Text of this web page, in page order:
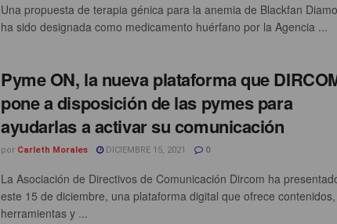
Una propuesta de terapia génica para la anemia de Blackfan
ha sido designada como medicamento huérfano por la Agencia ...
Pyme ON, la nueva plataforma que
pone a disposición de las pymes para
ayudarlas a activar su comunicación
por Carleth Morales DICIEMBRE 15, 2021 0
La Asociación de Directivos de Comunicación Dircom ha
este 15 de diciembre, una plataforma digital que ofrece contenidos,
herramientas y ...